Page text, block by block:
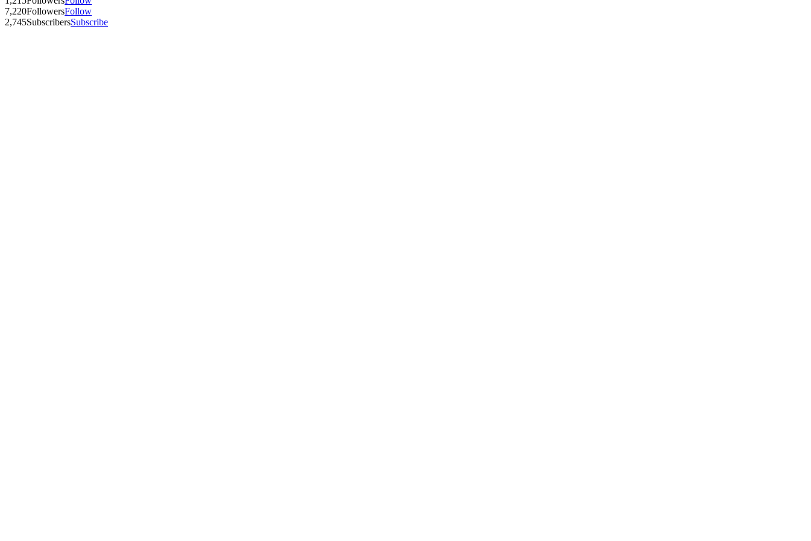
7,220FollowersFollow
2,745SubscribersSubscribe